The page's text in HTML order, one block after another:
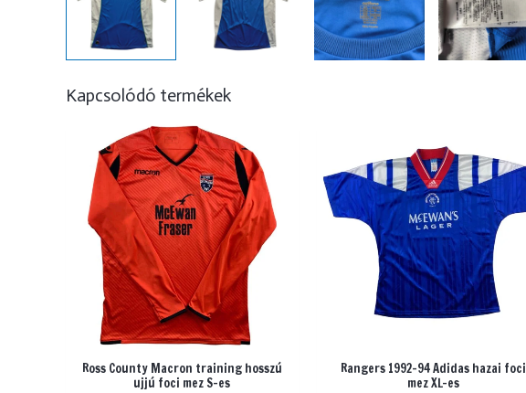
Kapcsolódó termékek
Ross County Macron training hosszú
ujjú foci mez S-es
Rangers 1992-94 Adidas hazai foci
mez XL-es